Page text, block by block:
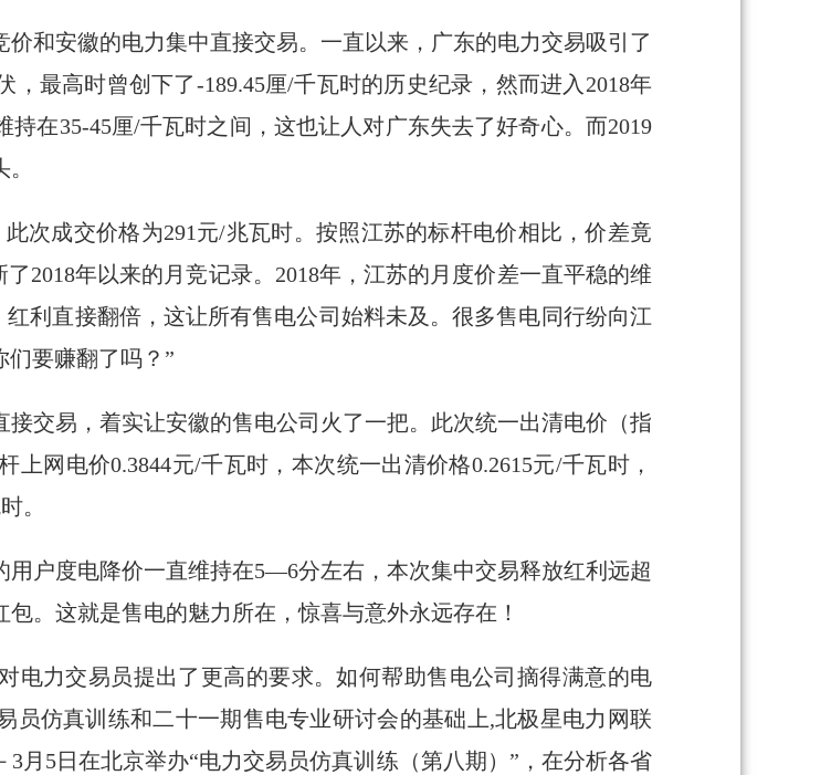
和安徽的电力集中直接交易。一直以来，广东的电力交易吸引了
最高时曾创下了-189.45厘/千瓦时的历史纪录，然而进入2018年
在35-45厘/千瓦时之间，这也让人对广东失去了好奇心。而2019
次成交价格为291元/兆瓦时。按照江苏的标杆电价相比，价差竟
2018年以来的月竞记录。2018年，江苏的月度价差一直平稳的维
利直接翻倍，这让所有售电公司始料未及。很多售电同行纷向江
们要赚翻了吗？”
交易，着实让安徽的售电公司火了一把。此次统一出清电价（指
网电价0.3844元/千瓦时，本次统一出清价格0.2615元/千瓦时，
。
户度电降价一直维持在5—6分左右，本次集中交易释放红利远超
。这就是售电的魅力所在，惊喜与意外永远存在！
电力交易员提出了更高的要求。如何帮助售电公司摘得满意的电
员仿真训练和二十一期售电专业研讨会的基础上,北极星电力网联
月5日在北京举办“电力交易员仿真训练（第八期）”，在分析各省